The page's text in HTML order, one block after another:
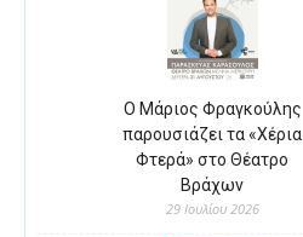
Ο Μάριος Φραγκούλης
παρουσιάζει τα «Χέρια
Φτερά» στο Θέατρο
Βράχων
29 Ιουλίου 2026